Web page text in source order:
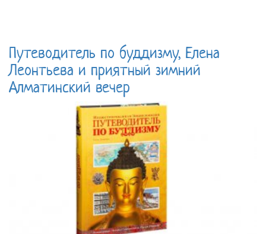
Путеводитель по буддизму, Елена
Леонтьева и приятный зимний
Алматинский вечер